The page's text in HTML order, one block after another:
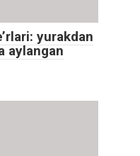
yurakdan
aylangan